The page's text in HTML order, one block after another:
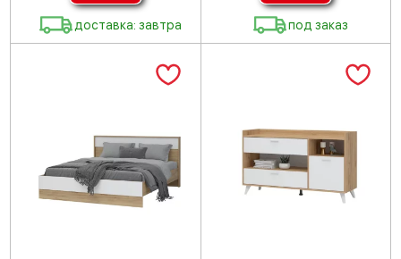
доставка: завтра под заказ